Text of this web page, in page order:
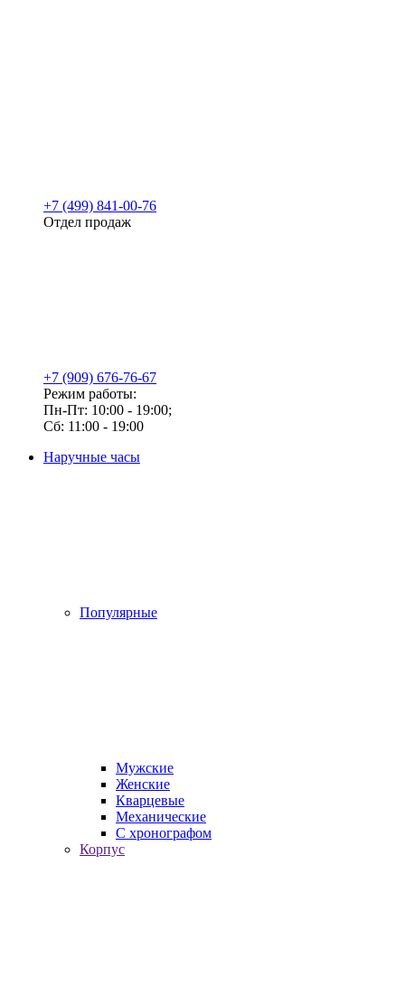
+7 (499) 841-00-76
Отдел продаж
+7 (909) 676-76-67
Режим работы:
Пн-Пт: 10:00 - 19:00;
Сб: 11:00 - 19:00
Наручные часы
Популярные
Мужские
Женские
Кварцевые
Механические
С хронографом
Корпус